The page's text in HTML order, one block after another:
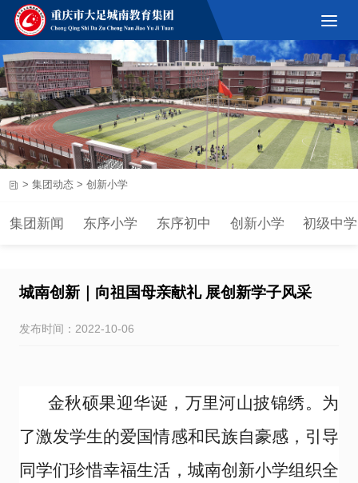
集团新闻 东序小学 东序初中 创新小学 初级中学
> 集团动态> 创新小学
城南创新｜向祖国母亲献礼 展创新学子风采
发布时间：2022-10-06
金秋硕果迎华诞，万里河山披锦绣。为
了激发学生的爱国情感和民族自豪感，引导
同学们珍惜幸福生活，城南创新小学组织全